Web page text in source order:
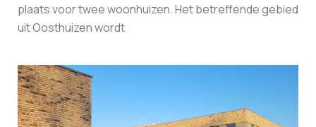
plaats voor twee woonhuizen. Het betreffende gebied
uit Oosthuizen wordt